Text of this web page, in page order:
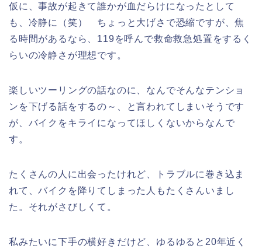
仮に、事故が起きて誰かが血だらけになったとして
も、冷静に（笑） ちょっと大げさで恐縮ですが、焦
る時間があるなら、119を呼んで救命救急処置をするく
らいの冷静さが理想です。
楽しいツーリングの話なのに、なんでそんなテンショ
ンを下げる話をするの～、と言われてしまいそうです
が、バイクをキライになってほしくないからなんで
す。
たくさんの人に出会ったけれど、トラブルに巻き込ま
れて、バイクを降りてしまった人もたくさんいまし
た。それがさびしくて。
私みたいに下手の横好きだけど、ゆるゆると20年近く